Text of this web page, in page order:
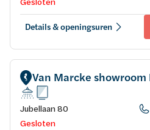
Details & openingsuren
Van Marcke
Jubellaan 80
Gesloten